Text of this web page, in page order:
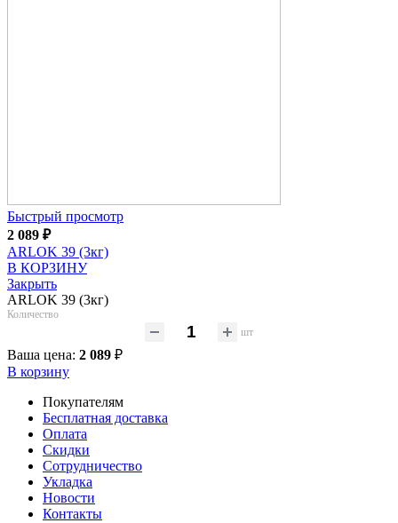
Быстрый просмотр
2 089 ₽
ARLOK 39 (3кг)
В КОРЗИНУ
Закрыть
ARLOK 39 (3кг)
Количество
шт
Ваша цена: 2 089 ₽
В корзину
Покупателям
Бесплатная доставка
Оплата
Скидки
Сотрудничество
Укладка
Новости
Контакты